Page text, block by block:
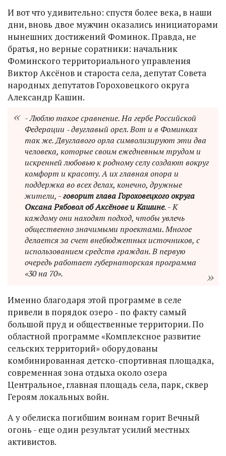
И вот что удивительно: спустя более века, в наши
дни, вновь двое мужчин оказались инициаторами
нынешних достижений Фоминок. Правда, не
братья, но верные соратники: начальник
Фоминского территориального управления
Виктор Аксёнов и староста села, депутат Совета
народных депутатов Гороховецкого округа
Александр Кашин.
- Люблю такое сравнение. На гербе Российской
Федерации ‑ двуглавый орел. Вот и в Фоминках
так же. Двуглавого орла символизируют эти два
человека, которые своим ежедневным трудом и
искренней любовью к родному селу создают вокруг
комфорт и красоту. А их главная опора и
поддержка во всех делах, конечно, дружные
жители, -говорит глава Гороховецкого округа
Оксана Рябовол об Аксёнове и Кашине. - К
каждому они находят подход, чтобы увлечь
общественно значимыми проектами. Многое
делается за счет внебюджетных источников, с
использованием средств граждан. В первую
очередь работает губернаторская программа
«30 на 70».
Именно благодаря этой программе в селе
привели в порядок озеро ‑ по факту самый
большой пруд и общественные территории. По
областной программе «Комплексное развитие
сельских территорий» оборудованы
комбинированная детско-спортивная площадка,
современная зона отдыха около озера
Центральное, главная площадь села, парк, сквер
Героям локальных войн.
А у обелиска погибшим воинам горит Вечный
огонь - еще один результат усилий местных
активистов.